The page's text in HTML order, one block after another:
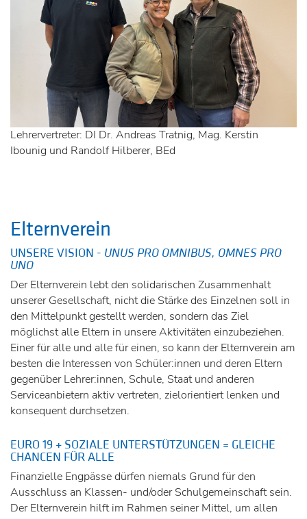
Lehrervertreter: DI Dr. Andreas Tratnig, Mag. Kerstin
Ibounig und Randolf Hilberer, BEd
Elternverein
UNSERE VISION - UNUS PRO OMNIBUS, OMNES PRO
UNO
Der Elternverein lebt den solidarischen Zusammenhalt
unserer Gesellschaft, nicht die Stärke des Einzelnen soll in
den Mittelpunkt gestellt werden, sondern das Ziel
möglichst alle Eltern in unsere Aktivitäten einzubeziehen.
Einer für alle und alle für einen, so kann der Elternverein am
besten die Interessen von Schüler:innen und deren Eltern
gegenüber Lehrer:innen, Schule, Staat und anderen
Serviceanbietern aktiv vertreten, zielorientiert lenken und
konsequent durchsetzen.
EURO 19 + SOZIALE UNTERSTÜTZUNGEN = GLEICHE
CHANCEN FÜR ALLE
Finanzielle Engpässe dürfen niemals Grund für den
Ausschluss an Klassen- und/oder Schulgemeinschaft sein.
Der Elternverein hilft im Rahmen seiner Mittel, um allen